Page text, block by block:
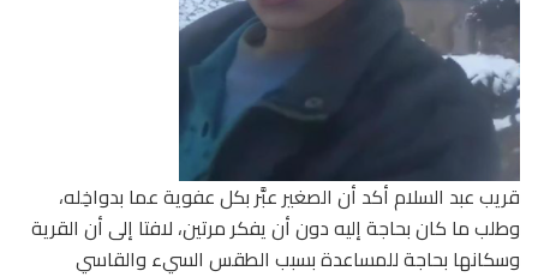
قريب عبد السلام أكد أن الصغير عبَّر بكل عفوية عما بدواخِله،
وطلب ما كان بحاجة إليه دون أن يفكر مرتين، لافتا إلى أن القرية
وسكانها بحاجة للمساعدة بسبب الطقس السيء والقاسي